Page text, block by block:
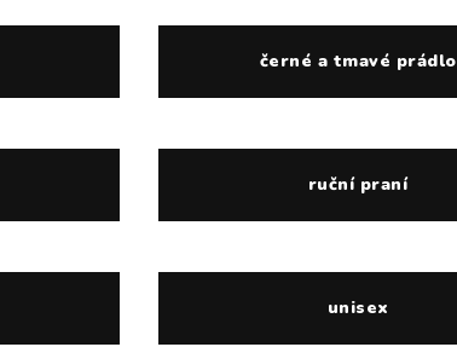
černé a tmavé prádlo
ruční praní
unisex